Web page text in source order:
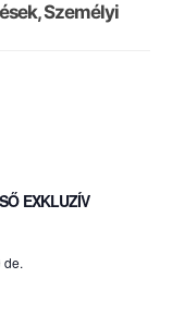
Személyi
EXKLUZÍV
de.